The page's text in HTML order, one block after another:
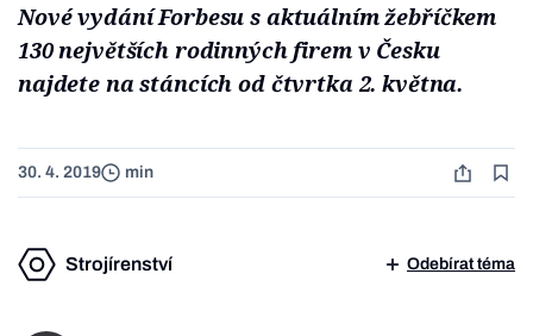
Nové vydání Forbesu s aktuálním žebříčkem
130 největších rodinných firem v Česku
najdete na stáncích od čtvrtka 2. května.
30. 4. 2019 min
Strojírenství Odebírat téma